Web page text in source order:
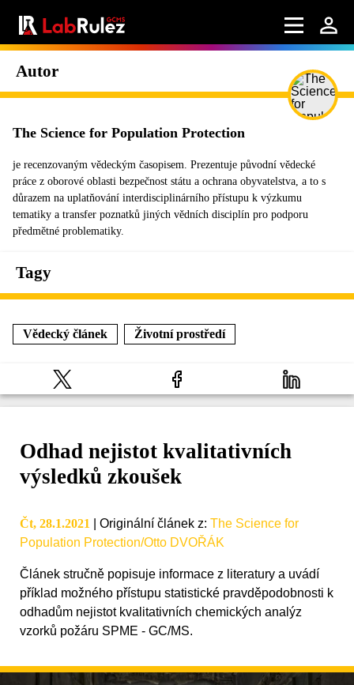
Autor
The Science for Population Protection
je recenzovaným vědeckým časopisem. Prezentuje původní vědecké
práce z oborové oblasti bezpečnost státu a ochrana obyvatelstva, a to s
důrazem na uplatňování interdisciplinárního přístupu k výzkumu
tematiky a transfer poznatků jiných vědních disciplín pro podporu
předmětné problematiky.
Tagy
Vědecký článek Životní prostředí
Odhad nejistot kvalitativních
výsledků zkoušek
Čt, 28.1.2021 Originální článek z: The Science for
Population Protection/Otto DVOŘÁK
Článek stručně popisuje informace z literatury a uvádí
příklad možného přístupu statistické pravděpodobnosti k
odhadům nejistot kvalitativních chemických analýz
vzorků požáru SPME - GC/MS.